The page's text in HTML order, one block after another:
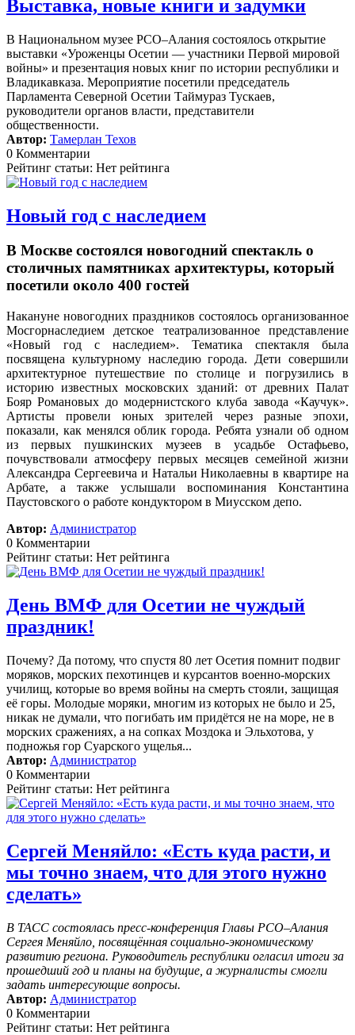
Выставка, новые книги и задумки
В Национальном музее РСО–Алания состоялось открытие
выставки «Уроженцы Осетии — участники Первой мировой
войны» и презентация новых книг по истории республики и
Владикавказа. Мероприятие посетили председатель
Парламента Северной Осетии Таймураз Тускаев,
руководители органов власти, представители
общественности.
Автор: Тамерлан Техов
0 Комментарии
Рейтинг статьи: Нет рейтинга
Новый год с наследием
В Москве состоялся новогодний спектакль о
столичных памятниках архитектуры, который
посетили около 400 гостей
Накануне новогодних праздников состоялось организованное
Мосгорнаследием детское театрализованное представление
«Новый год с наследием».
Тематика спектакля была
посвящена культурному наследию города. Дети совершили
архитектурное путешествие по столице и погрузились в
историю известных московских зданий: от древних Палат
Бояр Романовых до модернистского клуба завода «Каучук».
Артисты провели юных зрителей через разные эпохи,
показали, как менялся облик города. Ребята узнали об одном
из первых пушкинских музеев в усадьбе Остафьево,
почувствовали атмосферу первых месяцев семейной жизни
Александра Сергеевича и Натальи Николаевны в квартире на
Арбате, а также услышали воспоминания Константина
Паустовского о работе кондуктором в Миусском депо.
Автор: Администратор
0 Комментарии
Рейтинг статьи: Нет рейтинга
День ВМФ для Осетии не чуждый
праздник!
Почему? Да потому, что спустя 80 лет Осетия помнит подвиг
моряков, морских пехотинцев и курсантов военно-морских
училищ, которые во время войны на смерть стояли, защищая
её горы. Молодые моряки, многим из которых не было и 25,
никак не думали, что погибать им придётся не на море, не в
морских сражениях, а на сопках Моздока и Эльхотова, у
подножья гор Суарского ущелья...
Автор: Администратор
0 Комментарии
Рейтинг статьи: Нет рейтинга
Сергей Меняйло: «Есть куда расти, и
мы точно знаем, что для этого нужно
сделать»
В ТАСС состоялась пресс-конференция Главы РСО–Алания
Сергея Меняйло, посвящённая социально-экономическому
развитию региона. Руководитель республики огласил итоги за
прошедший год и планы на будущие, а журналисты смогли
задать интересующие вопросы.
Автор: Администратор
0 Комментарии
Рейтинг статьи: Нет рейтинга